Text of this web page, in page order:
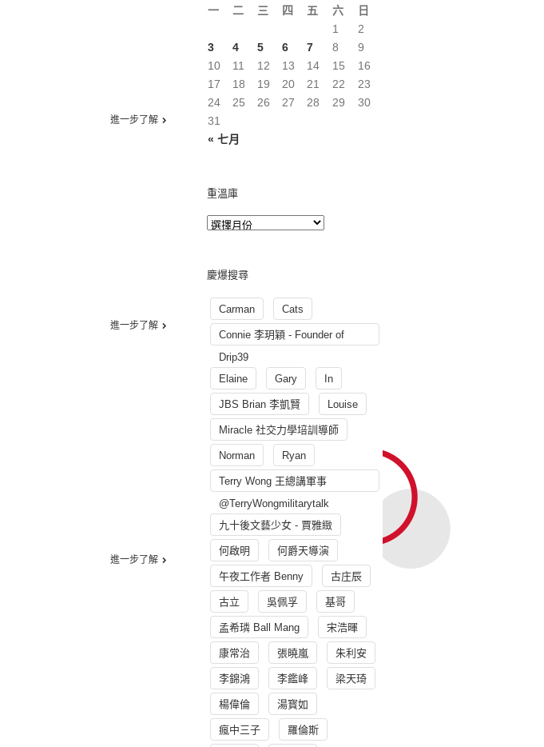
進一步了解
進一步了解
進一步了解
一
二 三 四 五 六 日
« 七月
1
2
3
4 5 6 7 8
9
10
11 12 13 14 15
16
17
18 19 20 21 22
23
24
25 26 27 28 29
30
31
重溫庫
慶爆搜尋
Carman Cats
Connie 李玥穎 - Founder of
Drip39
Elaine
Gary In
JBS Brian 李凱賢 Louise
Miracle 社交力學培訓導師
Norman Ryan
Terry Wong 王總講軍事
@TerryWongmilitarytalk
九十後文藝少女 - 賈雅緻
何啟明 何爵天導演
午夜工作者 Benny 古庄辰
古立 吳佩孚 基哥
孟希璘 Ball Mang 宋浩暉
康常治 張曉嵐 朱利安
李錦鴻 李鑑峰 梁天琦
楊偉倫 湯寳如
瘋中三子 羅倫斯